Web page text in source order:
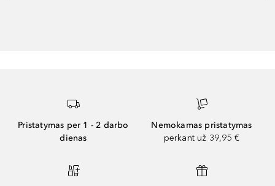
Pristatymas per 1 - 2 darbo
dienas
Nemokamas pristatymas
perkant už 39,95 €